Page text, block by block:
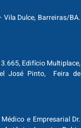
Dulce, Barreiras/BA.
Edifício Multiplace,
José Pinto, Feira de
e Empresarial Dr.